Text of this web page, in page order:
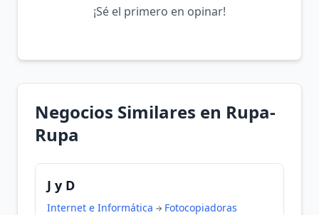
¡Sé el primero en opinar!
Negocios Similares en Rupa-
Rupa
J y D
Internet e Informática
Fotocopiadoras